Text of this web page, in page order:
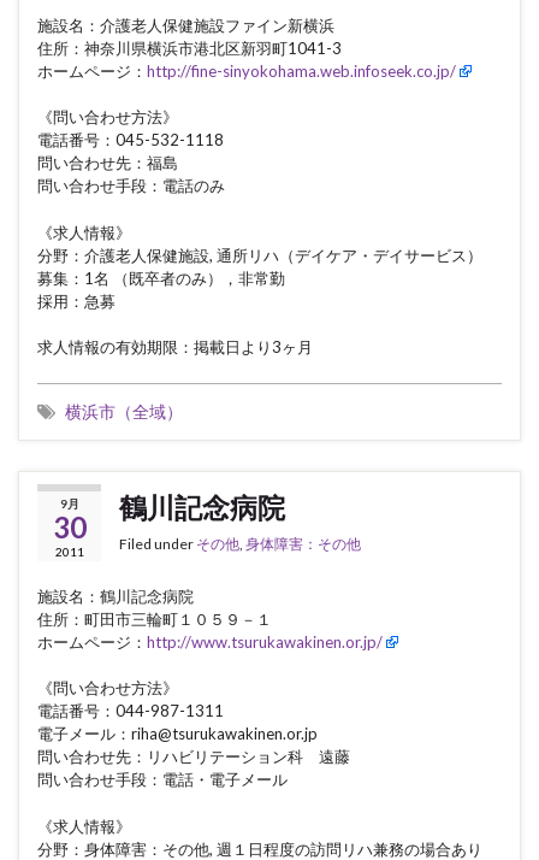
施設名：介護老人保健施設ファイン新横浜
住所：神奈川県横浜市港北区新羽町1041-3
ホームページ： http://fine-sinyokohama.web.infoseek.co.jp/
《問い合わせ方法》
電話番号：045-532-1118
問い合わせ先：福島
問い合わせ手段：電話のみ
《求人情報》
分野：介護老人保健施設, 通所リハ（デイケア・デイサービス）
募集：1名 （既卒者のみ），非常勤
採用：急募
求人情報の有効期限：掲載日より3ヶ月
横浜市（全域）
9月
30
2011
鶴川記念病院
Filed under その他, 身体障害：その他
施設名：鶴川記念病院
住所：町田市三輪町１０５９－１
ホームページ： http://www.tsurukawakinen.or.jp/
《問い合わせ方法》
電話番号：044-987-1311
電子メール：riha@tsurukawakinen.or.jp
問い合わせ先：リハビリテーション科 遠藤
問い合わせ手段：電話・電子メール
《求人情報》
分野：身体障害：その他, 週１日程度の訪問リハ兼務の場合あり